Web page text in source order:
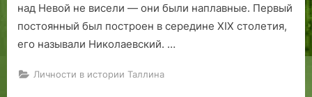
над Невой не висели — они были наплавные. Первый
постоянный был построен в середине ХIХ столетия,
его называли Николаевский. …
Личности в истории Таллина